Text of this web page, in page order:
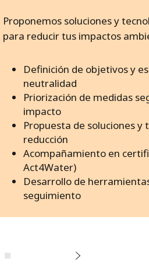
Proponemos soluciones y
para reducir tus impactos
Definición de objetivos y
neutralidad
Priorización de medidas
impacto
Propuesta de soluciones y
reducción
Acompañamiento en
Act4Water)
Desarrollo de
seguimiento
S
i